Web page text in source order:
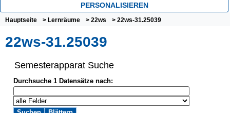
PERSONALISIEREN
Hauptseite > Lernräume > 22ws > 22ws-31.25039
22ws-31.25039
Semesterapparat Suche
Durchsuche 1 Datensätze nach: